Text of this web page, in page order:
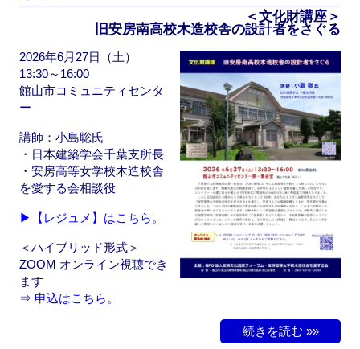
k
＜文化財講座＞
旧安房南高校木造校舎の設計者をさぐる
2026年6月27日（土）
13:30～16:00
館山市コミュニティセンタ
ー
講師：小島聡氏
・日本建築学会千葉支所長
・安房高等女学校木造校舎
を愛する会相談役
▶【レジュメ】はこちら。
＜ハイブリッド形式＞
ZOOM オンライン視聴でき
ます
⇒ 申込はこちら。
続きを読む »»